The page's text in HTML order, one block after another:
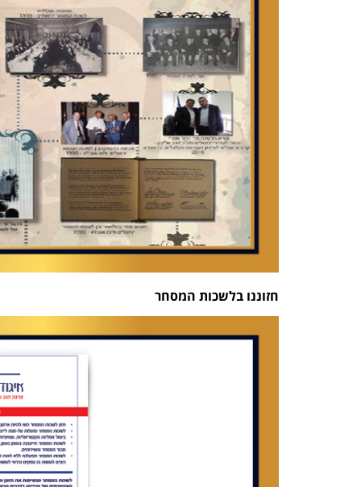
חזוננו בלשכות המסחר